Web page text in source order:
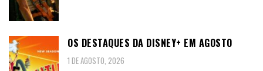
OS DESTAQUES DA DISNEY+ EM AGOSTO
1 DE AGOSTO, 2026